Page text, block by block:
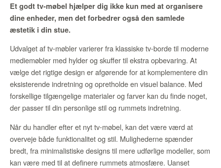
Et godt tv-møbel hjælper dig ikke kun med at organisere
dine enheder, men det forbedrer også den samlede
æstetik i din stue.
Udvalget af tv-møbler varierer fra klassiske tv-borde til moderne
mediemøbler med hylder og skuffer til ekstra opbevaring. At
vælge det rigtige design er afgørende for at komplementere din
eksisterende indretning og opretholde en visuel balance. Med
forskellige tilgængelige materialer og farver kan du finde noget,
der passer til din personlige stil og rummets indretning.
Når du handler efter et nyt tv-møbel, kan det være værd at
overveje både funktionalitet og stil. Mulighederne spænder
bredt, fra minimalistiske designs til mere udførlige modeller, som
kan være med til at definere rummets atmosfære. Uanset